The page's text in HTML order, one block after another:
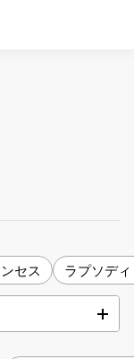
セス ラプソデ